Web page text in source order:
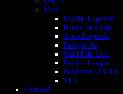
Mais
Mobile Legends
Honor of Kings
Apex Legends
Farlight 84
Wild Rift: LoL
Rocket League
Pokémon UNITE
TFT
Editorial